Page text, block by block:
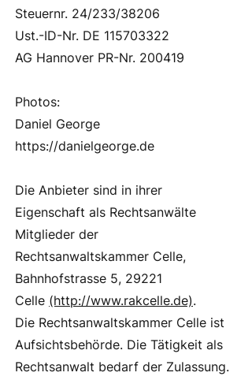
Steuernr. 24/233/38206
Ust.-ID-Nr. DE 115703322
AG Hannover PR-Nr. 200419
Photos:
Daniel George
https://danielgeorge.de
Die Anbieter sind in ihrer
Eigenschaft als Rechtsanwälte
Mitglieder der
Rechtsanwaltskammer Celle,
Bahnhofstrasse 5, 29221
Celle (http://www.rakcelle.de).
Die Rechtsanwaltskammer Celle ist
Aufsichtsbehörde. Die Tätigkeit als
Rechtsanwalt bedarf der Zulassung.